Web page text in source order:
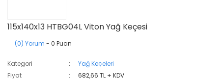
115x140x13 HTBG04L Viton Yağ Keçesi
(0) Yorum - 0 Puan
Kategori
Yağ Keçeleri
Fiyat
682,66 TL + KDV